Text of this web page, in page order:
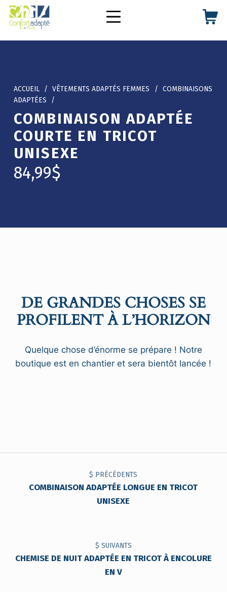
CONFORT ADAPTÉ ET PLUS
MENU MOBILE
ACCUEIL / VÊTEMENTS ADAPTÉS FEMMES / COMBINAISONS
ADAPTÉES
/
COMBINAISON ADAPTÉE
COURTE EN TRICOT
UNISEXE
84,99$
DE GRANDES CHOSES SE
PROFILENT À L’HORIZON
Quelque chose d’énorme se prépare ! Notre
boutique est en chantier et sera bientôt lancée !
NAVIGATION DE L'ARTICLE
$ PRÉCÉDENTS
COMBINAISON ADAPTÉE LONGUE EN TRICOT
UNISEXE
$ SUIVANTS
CHEMISE DE NUIT ADAPTÉE EN TRICOT À ENCOLURE
EN V